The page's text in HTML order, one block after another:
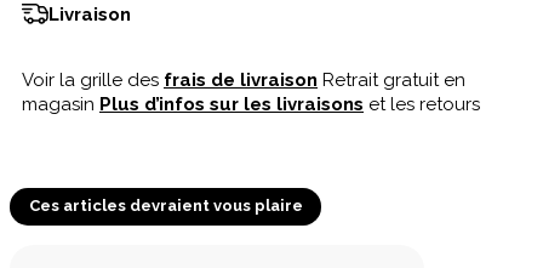
Livraison
Voir la grille des frais de livraison Retrait gratuit en
magasin Plus d’infos sur les livraisons et les retours
Ces articles devraient vous plaire